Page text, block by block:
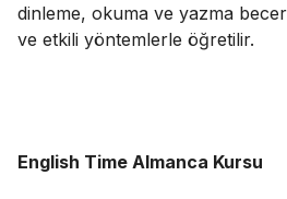
dinleme, okuma ve yazma
ve etkili yöntemlerle öğretilir.
English Time Almanca Kursu